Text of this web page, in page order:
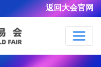
返回大会官网